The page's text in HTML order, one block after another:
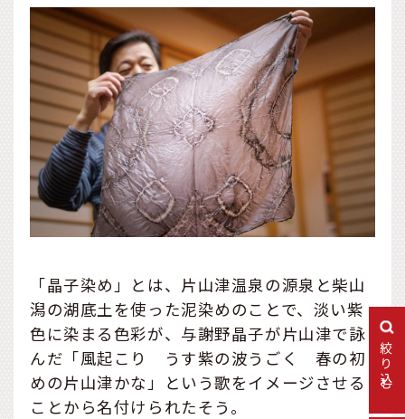
絞り込む
「晶子染め」とは、片山津温泉の源泉と柴山
潟の湖底土を使った泥染めのことで、淡い紫
色に染まる色彩が、与謝野晶子が片山津で詠
んだ「風起こり うす紫の波うごく 春の初
めの片山津かな」という歌をイメージさせる
ことから名付けられたそう。